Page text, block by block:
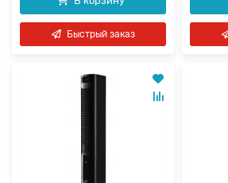
Быстрый заказ